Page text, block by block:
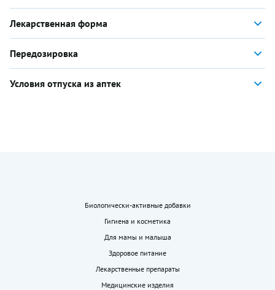
Лекарственная форма
Передозировка
Условия отпуска из аптек
Биологически-активные добавки
Гигиена и косметика
Для мамы и малыша
Здоровое питание
Лекарственные препараты
Медицинские изделия